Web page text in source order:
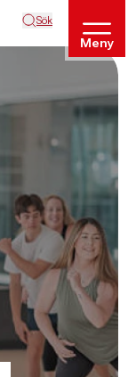
Sök
Meny